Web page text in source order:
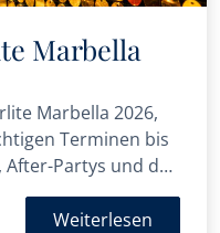
Marbella
Marbella 2026,
Terminen bis
Partys und der
Weiterlesen